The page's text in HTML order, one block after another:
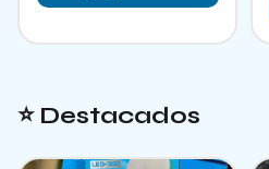
⭐ Destacados